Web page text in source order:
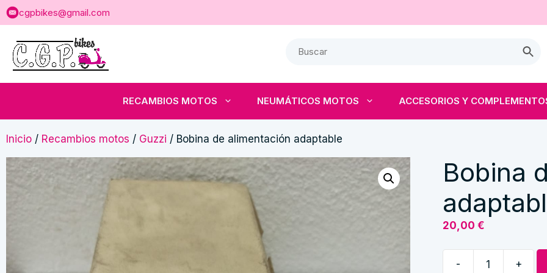
Saltar
al
cgpbikes@gmail.com
RECAMBIOS MOTOS NEUMÁTICOS MOTOS ACCESORIOS Y
Inicio / Recambios motos / Guzzi / Bobina de alimentación adaptable
Bobina
20,00 €
- +